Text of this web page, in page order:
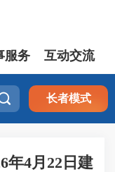
服务 互动交流
长者模式
年4月22日建